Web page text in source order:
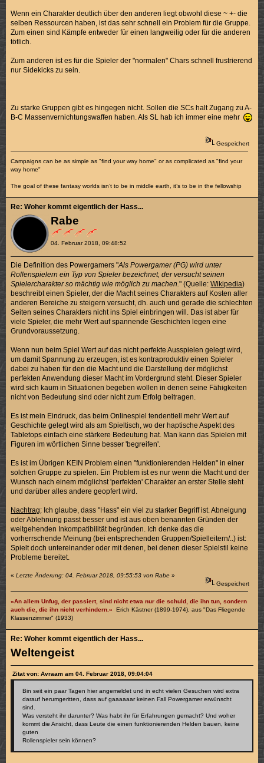
Wenn ein Charakter deutlich über den anderen liegt obwohl diese ~ +- die
selben Ressourcen haben, ist das sehr schnell ein Problem für die Gruppe.
Zum einen sind Kämpfe entweder für einen langweilig oder für die anderen
tötlich.
Zum anderen ist es für die Spieler der "normalen" Chars schnell frustrierend
nur Sidekicks zu sein.
Zu starke Gruppen gibt es hingegen nicht. Sollen die SCs halt Zugang zu A-
B-C Massenvernichtungswaffen haben. Als SL hab ich immer eine mehr
Gespeichert
Campaigns can be as simple as "find your way home" or as complicated as "find your
way home"
The goal of these fantasy worlds isn’t to be in middle earth, it’s to be in the fellowship
Rabe
04. Februar 2018, 09:48:52
Re: Woher kommt eigentlich der Hass...
Die Definition des Powergamers "Als Powergamer (PG) wird unter
Rollenspielern ein Typ von Spieler bezeichnet, der versucht seinen
Spielercharakter so mächtig wie möglich zu machen." (Quelle:Wikipedia)
beschreibt einen Spieler, der die Macht seines Charakters auf Kosten aller
anderen Bereiche zu steigern versucht, dh. auch und gerade die schlechten
Seiten seines Charakters nicht ins Spiel einbringen will. Das ist aber für
viele Spieler, die mehr Wert auf spannende Geschichten legen eine
Grundvoraussetzung.
Wenn nun beim Spiel Wert auf das nicht perfekte Ausspielen gelegt wird,
um damit Spannung zu erzeugen, ist es kontraproduktiv einen Spieler
dabei zu haben für den die Macht und die Darstellung der möglichst
perfekten Anwendung dieser Macht im Vordergrund steht. Dieser Spieler
wird sich kaum in Situationen begeben wollen in denen seine Fähigkeiten
nicht von Bedeutung sind oder nicht zum Erfolg beitragen.
Es ist mein Eindruck, das beim Onlinespiel tendentiell mehr Wert auf
Geschichte gelegt wird als am Spieltisch, wo der haptische Aspekt des
Tabletops einfach eine stärkere Bedeutung hat. Man kann das Spielen mit
Figuren im wörtlichen Sinne besser 'begreifen'.
Es ist im Übrigen KEIN Problem einen "funktionierenden Helden" in einer
solchen Gruppe zu spielen. Ein Problem ist es nur wenn die Macht und der
Wunsch nach einem möglichst 'perfekten' Charakter an erster Stelle steht
und darüber alles andere geopfert wird.
Nachtrag: Ich glaube, dass "Hass" ein viel zu starker Begriff ist. Abneigung
oder Ablehnung passt besser und ist aus oben benannten Gründen der
weitgehenden Inkompatibilität begründen. Ich denke das die
vorherrschende Meinung (bei entsprechenden Gruppen/Spielleitern/..) ist:
Spielt doch untereinander oder mit denen, bei denen dieser Spielstil keine
Probleme bereitet.
«Letzte Änderung: 04. Februar 2018, 09:55:53 von Rabe »
Gespeichert
«An allem Unfug, der passiert, sind nicht etwa nur die schuld, die ihn tun, sondern
auch die, die ihn nicht verhindern.»
Erich Kästner (1899-1974), aus "Das Fliegende
Klassenzimmer" (1933)
Weltengeist
Re: Woher kommt eigentlich der Hass...
Zitat von: Avraam am 04. Februar 2018, 09:04:04
Bin seit ein paar Tagen hier angemeldet und in echt vielen Gesuchen wird extra
darauf herumgeritten, dass auf gaaaaaar keinen Fall Powergamer erwünscht
sind.
Was versteht ihr darunter? Was habt ihr für Erfahrungen gemacht? Und woher
kommt die Ansicht, dass Leute die einen funktionierenden Helden bauen, keine
guten
Rollenspieler sein können?